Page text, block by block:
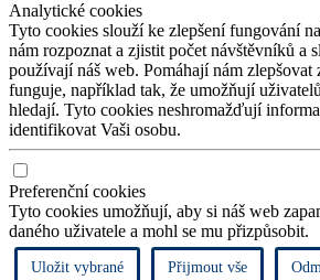
Analytické cookies
Tyto cookies slouží ke zlepšení fungování
nám rozpoznat a zjistit počet návštěvníků a
používají náš web. Pomáhají nám zlepšovat
funguje, například tak, že umožňují
hledají. Tyto cookies neshromažďují
identifikovat Vaši osobu.
Preferenční cookies
Tyto cookies umožňují, aby si náš web
daného uživatele a mohl se mu přizpůsobit.
Uložit vybrané Přijmout vše